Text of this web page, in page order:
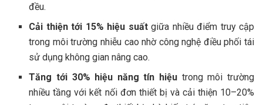
đều.
Cải thiện tới 15% hiệu suấtgiữa nhiều điểm truy cập
trong môi trường nhiễu cao nhờ công nghệ điều phối tái
sử dụng không gian nâng cao.
Tăng tới 30% hiệu năng tín hiệu trong môi trường
nhiều tầng với kết nối đơn thiết bị và cải thiện 10–20%